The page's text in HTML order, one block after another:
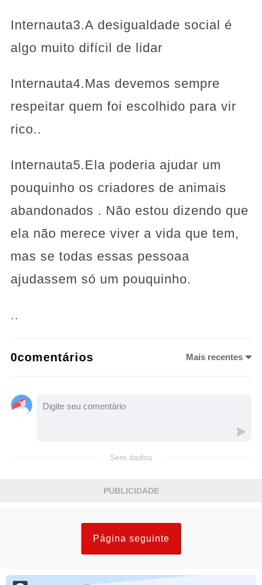
Internauta3.A desigualdade social é
algo muito difícil de lidar
Internauta4.Mas devemos sempre
respeitar quem foi escolhido para vir
rico..
Internauta5.Ela poderia ajudar um
pouquinho os criadores de animais
abandonados . Não estou dizendo que
ela não merece viver a vida que tem,
mas se todas essas pessoaa
ajudassem só um pouquinho.
..
0comentários Mais recentes
Sem dados
PUBLICIDADE
Página seguinte